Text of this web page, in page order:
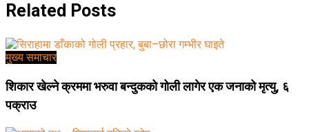
Related Posts
मुख्य समाचार
शिकार खेल्ने क्रममा भरुवा बन्दुकको गोली लागेर एक जनाको मृत्यु, ६
पक्राउ